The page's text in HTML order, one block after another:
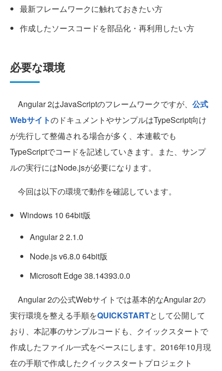
最新フレームワークに触れておきたい方
作成したソースコードを部品化・再利用したい方
必要な環境
Angular 2はJavaScriptのフレームワークですが、 公式
WebサイトのドキュメントやサンプルはTypeScript向け
が先行して整備される場合が多く、本連載でも
TypeScriptでコードを記述していきます。また、サンプ
ルの実行にはNode.jsが必要になります。
今回は以下の環境で動作を確認しています。
Windows 10 64bit版
Angular 2 2.1.0
Node.js v6.8.0 64bit版
Microsoft Edge 38.14393.0.0
Angular 2の公式Webサイトでは基本的なAngular 2の
実行環境を整える手順をQUICKSTARTとして公開して
おり、本記事のサンプルコードも、クイックスタートで
作成したファイル一式をベースにします。2016年10月現
在の手順で作成したクイックスタートプロジェクト